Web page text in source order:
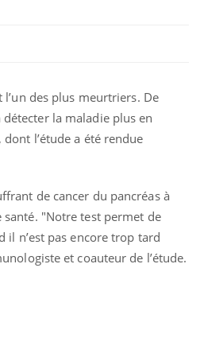
l’un des plus meurtriers. De
la maladie plus en
l’étude a été rendue
de cancer du pancréas à
"Notre test permet de
il n’est pas encore trop tard
et coauteur de l’étude.
tous les jours se profile-t-
elle enfin ?
Pourquoi votre ventre
gâche-t-il les premiers